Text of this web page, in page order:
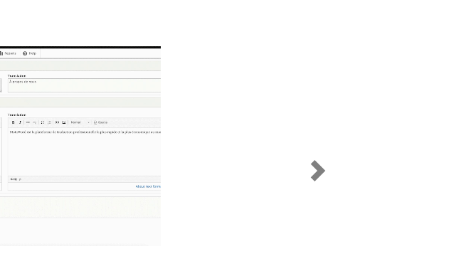
Next